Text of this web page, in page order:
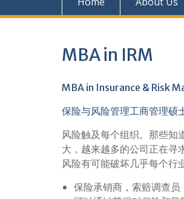
MBA in IRM
MBA in Insurance & Risk
保险与风险管理工商管理硕
风险触及每个组织。那些知
大，越来越多的公司正在寻
风险有可能破坏几乎每个行
保险承销商，索赔调查